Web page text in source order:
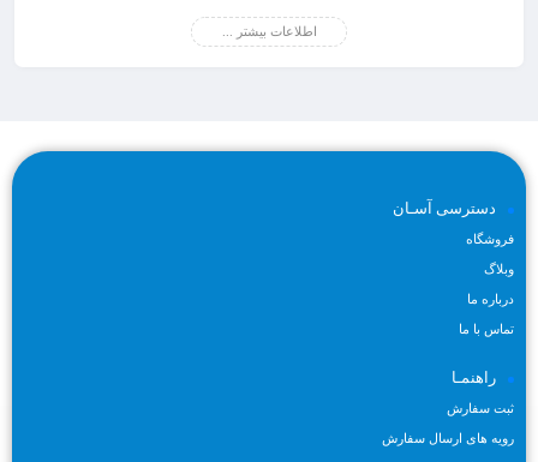
مزایای استفاده از تایل روکش دار گچی شامل موارد زیر می شوند:
زیبایی و طراحی دکوراتیو: تایل روکش دار گچی معمولاً دارای طرح ها و الگوهای
ها، خراش ها، و فرسایش زودرس آن جلوگیری می کند.
نصب آسان: نصب تایل روکش دار گچی بسیار آسان است و نیازی به مهارت های
ویژه ندارد. همچنین، این روکش معمولاً قابل تعویض است، بنابراین در صورت
اطلاعات بیشتر ...
دسترسی آسـان
فروشگاه
وبلاگ
درباره ما
تماس با ما
راهنمـا
ثبت سفارش
رویه های ارسال سفارش